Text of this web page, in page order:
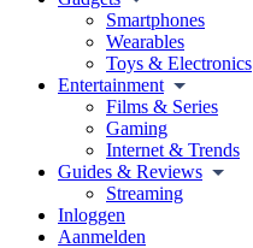
Smartphones
Wearables
Toys & Electronics
Entertainment
Films & Series
Gaming
Internet & Trends
Guides & Reviews
Streaming
Inloggen
Aanmelden